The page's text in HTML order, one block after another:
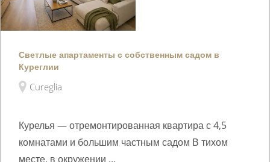
Светлые апартаменты с собственным садом в
Куреглии
Cureglia
Курелья — отремонтированная квартира с 4,5
комнатами и большим частным садом В тихом
месте, в окружении ...